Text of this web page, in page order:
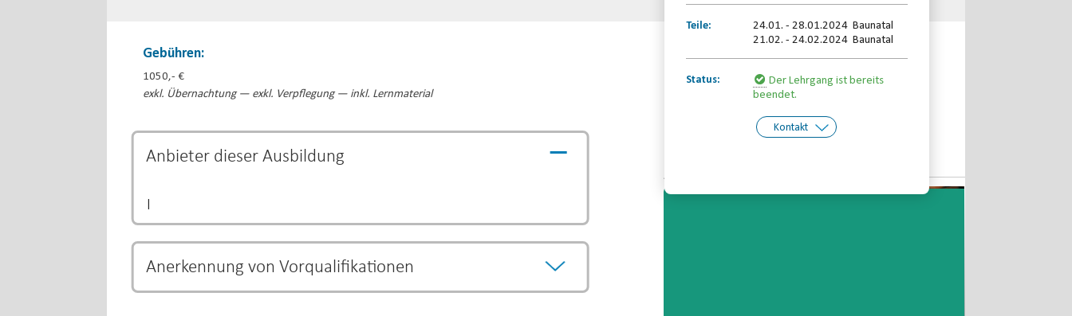
Teile:
24.01. - 28.01.2024 Baunatal
21.02. - 24.02.2024 Baunatal
Status:
Der Lehrgang ist bereits
beendet.
Kontakt
Gebühren:
1050,- €
exkl. Übernachtung — exkl. Verpflegung — inkl. Lernmaterial
Anbieter dieserAusbildung
Anerkennung von Vorqualifikationen
Video-